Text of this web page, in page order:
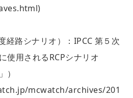
経路シナリオ）：IPCC 第５次
使用されるRCPシナリオ
）
mcwatch/archives/201